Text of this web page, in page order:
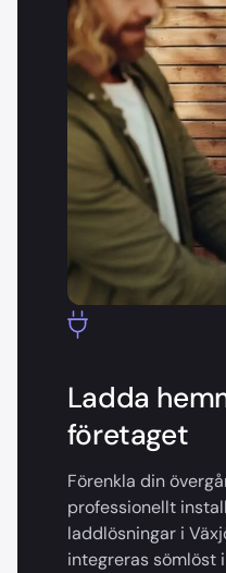
Ladda
företaget
Förenkla din
professionellt
laddlösningar i
integreras sömlöst